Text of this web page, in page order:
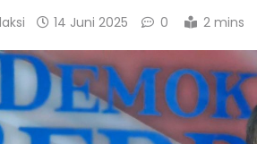
14 Juni 2025 0 2 mins